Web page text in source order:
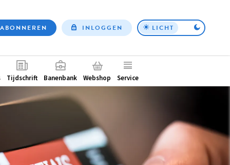
Top
ABONNEREN INLOGGEN LICHT
Tijdschrift Banenbank Webshop Service